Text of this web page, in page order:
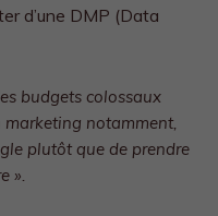
d’une DMP (Data
budgets colossaux
marketing notamment,
plutôt que de prendre
».